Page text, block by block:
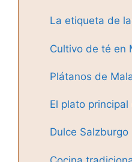
La etiqueta de
Cultivo de té en
Plátanos de
El plato
Dulce Salzburgo